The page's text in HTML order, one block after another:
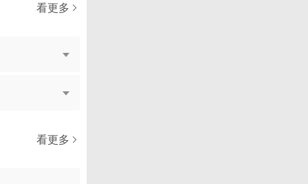
看更多
看更多